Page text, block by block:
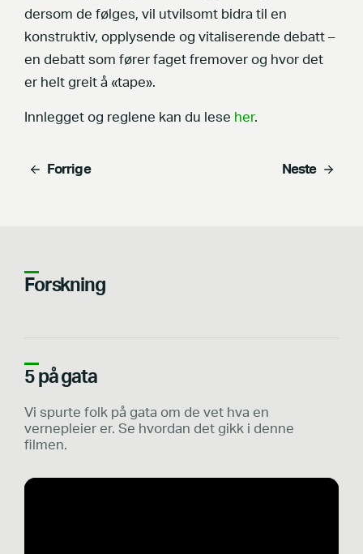
dersom de følges, vil utvilsomt bidra til en
konstruktiv, opplysende og vitaliserende debatt –
en debatt som fører faget fremover og hvor det
er helt greit å «tape».
Innlegget og reglene kan du lese her.
Forrige Neste
Forskning
5 på gata
Vi spurte folk på gata om de vet hva en
vernepleier er. Se hvordan det gikk i denne
filmen.